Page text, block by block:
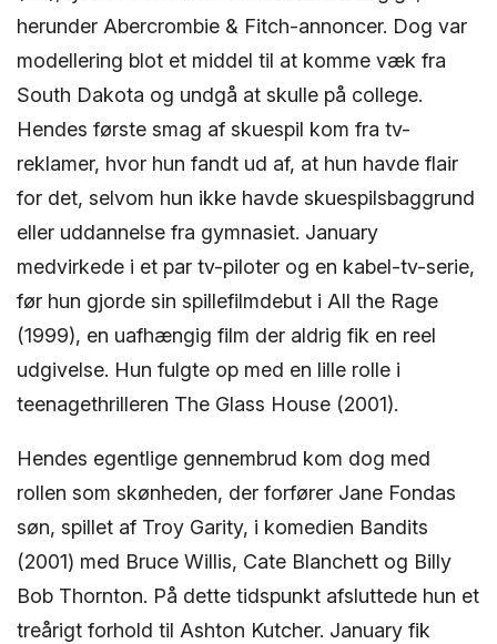
herunder Abercrombie & Fitch-annoncer. Dog var
modellering blot et middel til at komme væk fra
South Dakota og undgå at skulle på college.
Hendes første smag af skuespil kom fra tv-
reklamer, hvor hun fandt ud af, at hun havde flair
for det, selvom hun ikke havde skuespilsbaggrund
eller uddannelse fra gymnasiet. January
medvirkede i et par tv-piloter og en kabel-tv-serie,
før hun gjorde sin spillefilmdebut i All the Rage
(1999), en uafhængig film der aldrig fik en reel
udgivelse. Hun fulgte op med en lille rolle i
teenagethrilleren The Glass House (2001).
Hendes egentlige gennembrud kom dog med
rollen som skønheden, der forfører Jane Fondas
søn, spillet af Troy Garity, i komedien Bandits
(2001) med Bruce Willis, Cate Blanchett og Billy
Bob Thornton. På dette tidspunkt afsluttede hun et
treårigt forhold til Ashton Kutcher. January fik